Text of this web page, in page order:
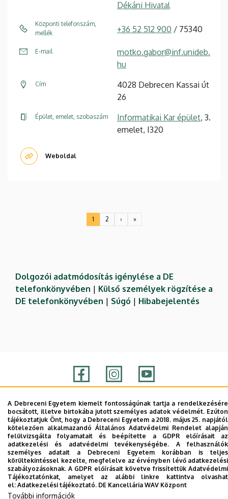
Dékáni Hivatal
Központi telefonszám,
mellék
+36 52 512 900 / 75340
E-mail
motko.gabor@inf.unideb.
hu
Cím
4028 Debrecen Kassai út
26
Épület, emelet, szobaszám Informatikai Kar épület, 3.
emelet, I320
Weboldal
Jelenlegi
1
Oldal
2 › »
Dolgozói adatmódosítás igénylése a DE
telefonkönyvében | Külső személyek rögzítése a
DE telefonkönyvében | Súgó | Hibabejelentés
Adatvédelem
Adatvédelem
Szerzői jog © 2026 Unideb
A Debreceni Egyetem kiemelt fontosságúnak tartja a rendelkezésére
bocsátott, illetve birtokába jutott személyes adatok védelmét. Ezúton
tájékoztatjuk Önt, hogy a Debreceni Egyetem a 2018. május 25. napjától
kötelezően alkalmazandó Általános Adatvédelmi Rendelet alapján
felülvizsgálta folyamatait és beépítette a GDPR előírásait az
adatkezelési és adatvédelmi tevékenységébe. A felhasználók
személyes adatait a Debreceni Egyetem korábban is teljes
körültekintéssel kezelte, megfelelve az érvényben lévő adatkezelési
szabályozásoknak. A GDPR előírásait követve frissítettük Adatvédelmi
Tájékoztatónkat, amelyet az alábbi linkre kattintva olvashat
el: Adatkezelési tájékoztató. DE Kancellária WAV Központ
További információk